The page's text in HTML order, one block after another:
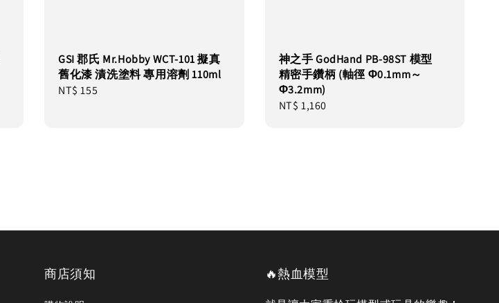
GSI 郡氏 Mr.Hobby WCT-101 擬真
舊化漆 漬洗塗料 專用溶劑 110ml
Regular
NT$ 155
神之手 GodHand PB-98ST 模型
精密手鑽柄 (軸徑 Φ0.1mm～
Φ3.2mm)
Regular
NT$ 1,160
商店須知 🔥熱血模型